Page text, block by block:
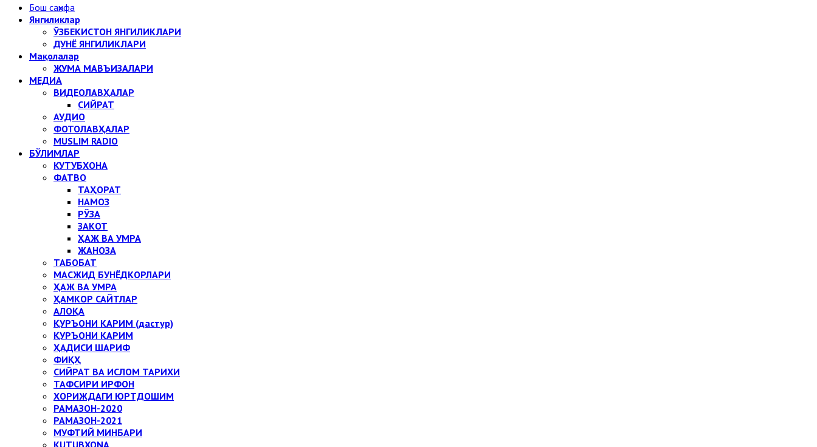
Бош саҳифа
Янгиликлар
ЎЗБЕКИСТОН ЯНГИЛИКЛАРИ
ДУНЁ ЯНГИЛИКЛАРИ
Мақолалар
ЖУМА МАВЪИЗАЛАРИ
МЕДИА
ВИДЕОЛАВҲАЛАР
СИЙРАТ
АУДИО
ФОТОЛАВҲАЛАР
MUSLIM RADIO
БЎЛИМЛАР
КУТУБХОНА
ФАТВО
ТАҲОРАТ
НАМОЗ
РЎЗА
ЗАКОТ
ҲАЖ ВА УМРА
ЖАНОЗА
ТАБОБАТ
МАСЖИД БУНЁДКОРЛАРИ
ҲАЖ ВА УМРА
ҲАМКОР САЙТЛАР
АЛОҚА
ҚУРЪОНИ КАРИМ (дастур)
ҚУРЪОНИ КАРИМ
ҲАДИСИ ШАРИФ
ФИҚҲ
СИЙРАТ ВА ИСЛОМ ТАРИХИ
ТАФСИРИ ИРФОН
ХОРИЖДАГИ ЮРТДОШИМ
РАМАЗОН-2020
РАМАЗОН-2021
МУФТИЙ МИНБАРИ
KUTUBXONA